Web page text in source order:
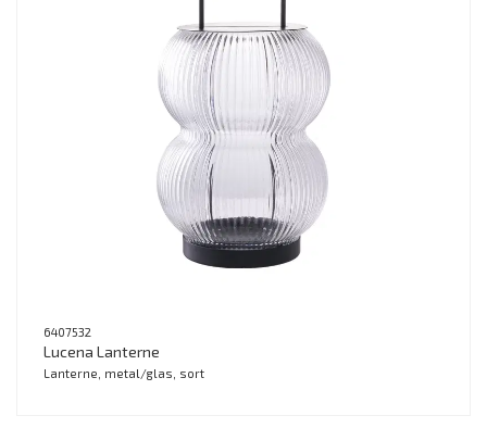
6407532
Lucena Lanterne
Lanterne, metal/glas, sort